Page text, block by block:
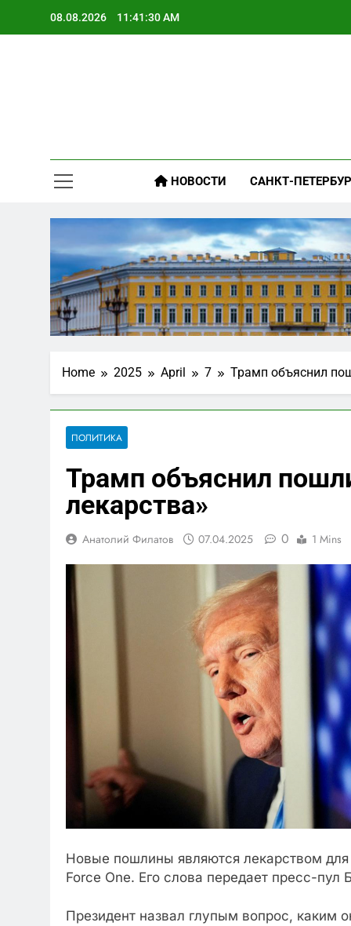
08.08.2026 11:41:31 AM
НОВОСТИ САНКТ-
Home 2025 April 7 Трамп объяснил
ПОЛИТИКА
Трамп объяснил
лекарства»
Анатолий Филатов 07.04.2025 0 1 Mins
Новые пошлины являются лекарством
Force One. Его слова передает пресс-пул
Президент назвал глупым вопрос, каким